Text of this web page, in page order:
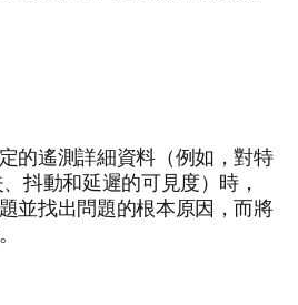
的遙測詳細資料（例如，對特
抖動和延遲的可見度）時，
並找出問題的根本原因，而將